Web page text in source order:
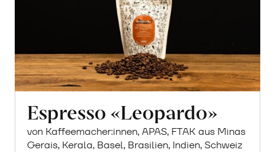
Espresso «Leopardo»
von Kaffeemacher:innen, APAS, FTAK aus Minas
Gerais, Kerala, Basel, Brasilien, Indien, Schweiz